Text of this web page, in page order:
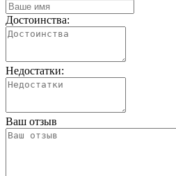
Достоинства:
Недостатки:
Ваш отзыв